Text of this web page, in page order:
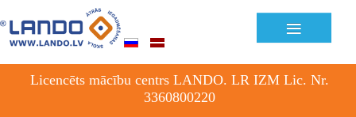
≡
Licencēts mācību centrs LANDO. LR IZM Lic. Nr.
3360800220